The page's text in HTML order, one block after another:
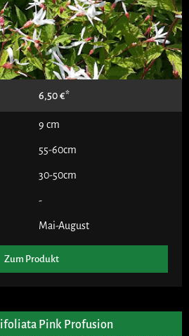
6,50€
9 cm
55-60cm
30-50cm
-
Mai-August
Zum Produkt
Pink Profusion